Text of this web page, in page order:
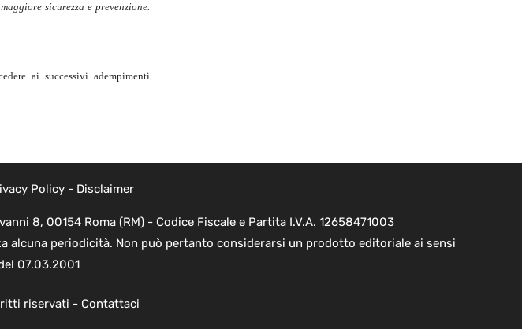
sicurezza e prevenzione.
ai successivi adempimenti
Policy- Disclaimer
8, 00154 Roma (RM) - Codice Fiscale e Partita I.V.A. 12658471003
periodicità. Non può pertanto considerarsi un prodotto editoriale ai sensi
07.03.2001
riservati - Contattaci